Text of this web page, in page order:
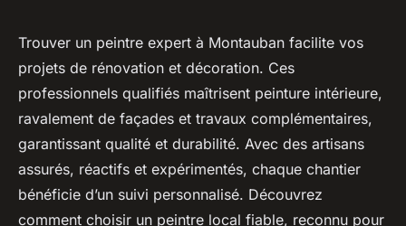
Peintre montauban : votre
expert en rénovation et
décoration
Milo•10 juillet 2025•3 min de lecture
Trouver un peintre expert à Montauban facilite vos
projets de rénovation et décoration. Ces
professionnels qualifiés maîtrisent peinture intérieure,
ravalement de façades et travaux complémentaires,
garantissant qualité et durabilité. Avec des artisans
assurés, réactifs et expérimentés, chaque chantier
bénéficie d’un suivi personnalisé. Découvrez
comment choisir un peintre local fiable, reconnu pour